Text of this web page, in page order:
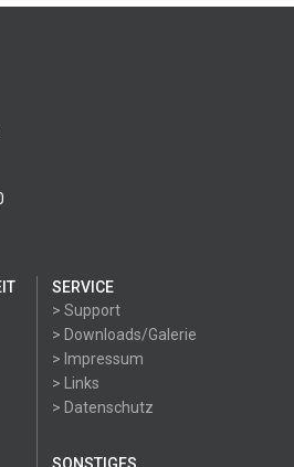
SERVICE
> Support
> Downloads/Galerie
> Impressum
> Links
> Datenschutz